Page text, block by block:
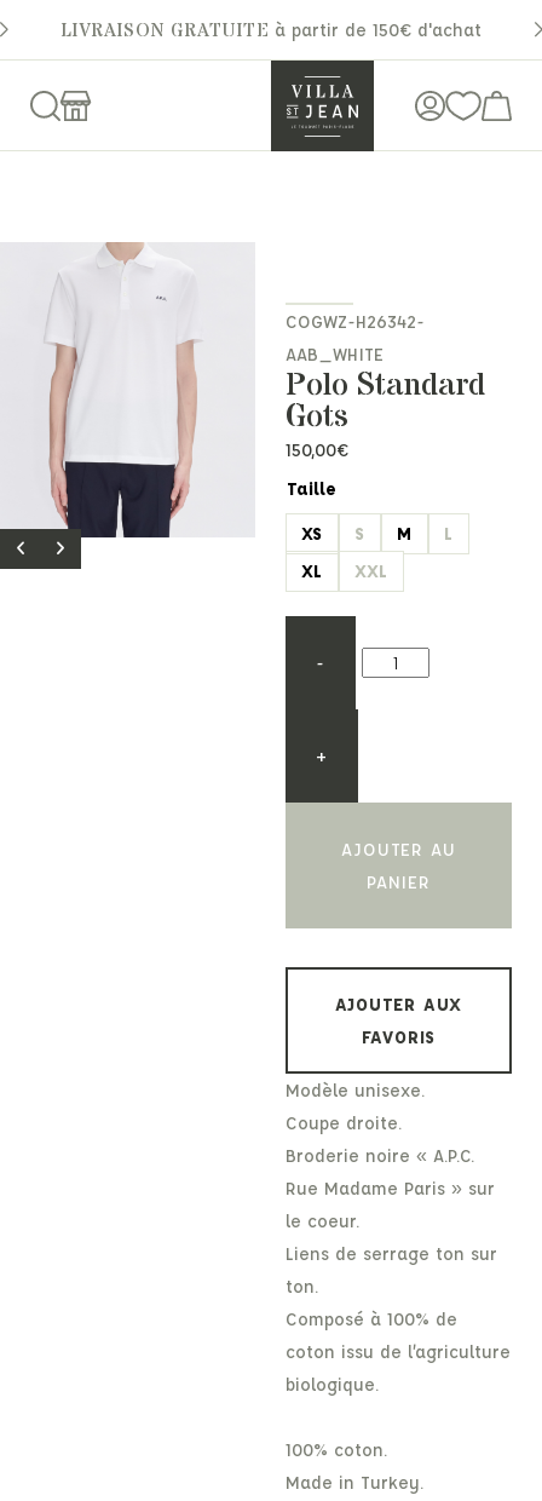
LIVRAISON GRATUITE à partir de 150€ d'achat
COGWZ-H26342-
AAB_WHITE
Polo Standard
Gots
150,00€
Taille
XS
S M
L
XL
XXL
-
+
AJOUTER AU
PANIER
AJOUTER AUX
FAVORIS
Modèle unisexe.
Coupe droite.
Broderie noire « A.P.C.
Rue Madame Paris » sur
le coeur.
Liens de serrage ton sur
ton.
Composé à 100% de
coton issu de l’agriculture
biologique.
100% coton.
Made in Turkey.